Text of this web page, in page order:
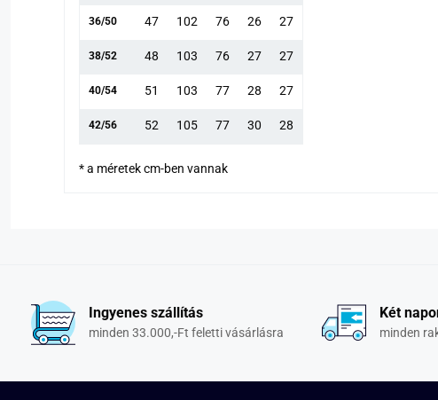
36/50 47 102 76 26 27
38/52 48 103 76 27 27
40/54 51 103 77 28 27
42/56 52 105 77 30 28
* a méretek cm-ben vannak
Ingyenes szállítás
minden 33.000,-Ft feletti vásárlásra
Két
minden